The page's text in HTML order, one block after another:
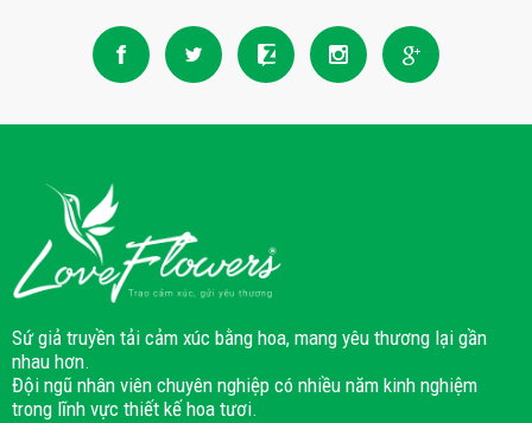
Sứ giả truyền tải cảm xúc bằng hoa, mang yêu thương lại gần
nhau hơn.
Đội ngũ nhân viên chuyên nghiệp có nhiều năm kinh nghiệm
trong lĩnh vực thiết kế hoa tươi.